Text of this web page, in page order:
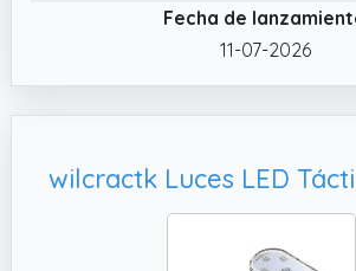
✔️ Súper Brillante. 6 Perlas de
alto brillo, LED coche que utilizan
coche ampliamente utilizado en
luces de emergencia, hogares,
proporcionar una iluminación
Fecha de
11-07-2026